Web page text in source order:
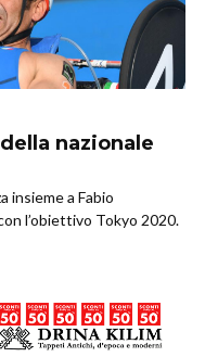
nazionale
insieme a Fabio
l’obiettivo Tokyo 2020.